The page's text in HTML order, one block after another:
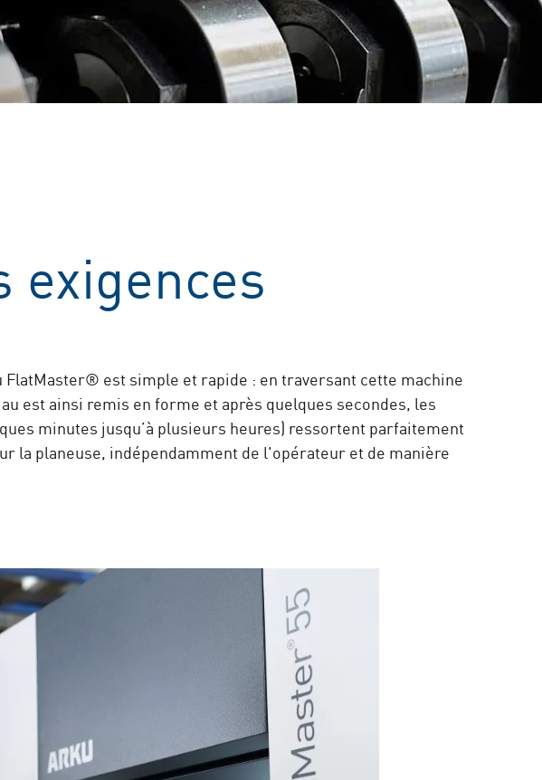
exigences
FlatMaster® est simple et rapide : en traversant cette machine
est ainsi remis en forme et après quelques secondes, les
minutes jusqu’à plusieurs heures) ressortent parfaitement
la planeuse, indépendamment de l'opérateur et de manière